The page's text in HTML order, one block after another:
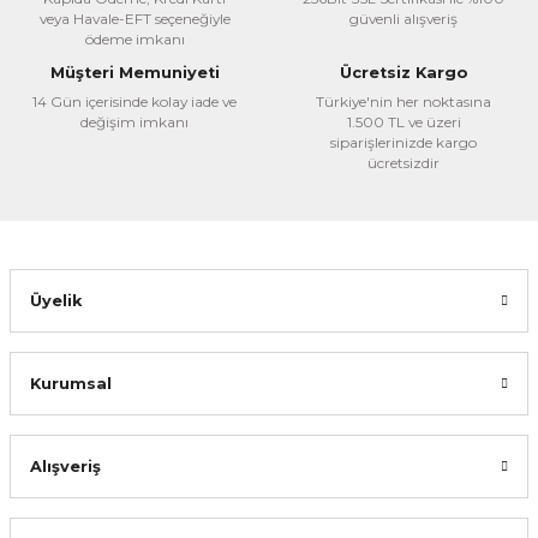
Ürün bilgilerinde hatalar bulunuyor.
veya Havale-EFT seçeneğiyle
ödeme imkanı
güvenli alışveriş
Müşteri Memuniyeti
14 Gün içerisinde kolay iade ve
değişim imkanı
Ücretsiz Kargo
Türkiye'nin her noktasına
1.500 TL ve üzeri
siparişlerinizde kargo
ücretsizdir
Üyelik
Kurumsal
Alışveriş